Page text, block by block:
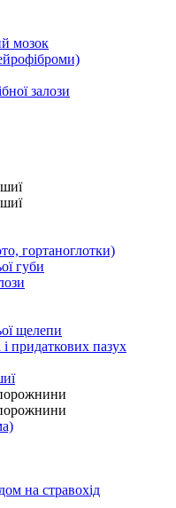
мозок
залози
гортаноглотки)
губи
щелепи
придаткових пазух
на стравохід